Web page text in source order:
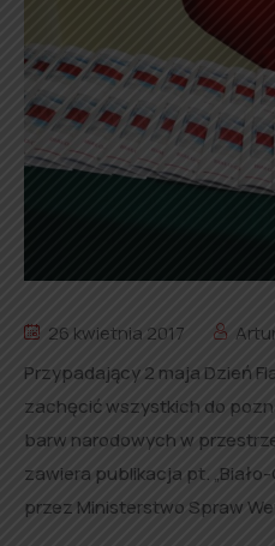
26 kwietnia 2017
Przypadający 2 maja Dzień
zachęcić wszystkich do
barw narodowych w
zawiera publikacja pt.
przez Ministerstwo Spraw